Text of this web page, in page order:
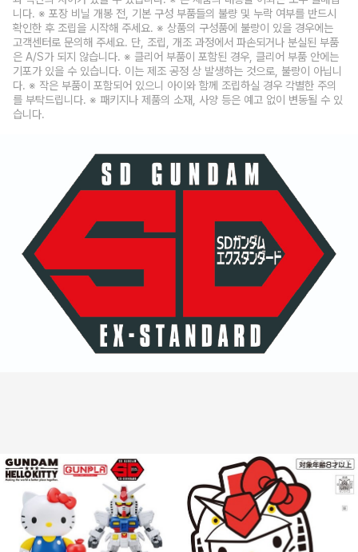
니다. ※ 포장 비닐 개봉 전, 기본 구성 부품들의 불량 및 누락 여부를 반드시
확인한 후 조립을 시작해 주세요. ※ 상품의 구성품에 불량이 있을 경우에는
고객센터로 문의해 주세요. 단, 조립, 개조 과정에서 파손되거나 분실된 부품
은 A/S가 되지 않습니다. ※ 클리어 부품이 포함된 경우, 클리어 부품 안에는
기포가 있을 수 있습니다. 이는 제조 공정 상 발생하는 것으로, 불량이 아닙니
다. ※ 작은 부품이 포함되어 있으니 아이와 함께 조립하실 경우 각별한 주의
를 부탁드립니다. ※ 패키지나 제품의 소재, 사양 등은 예고 없이 변동될 수 있
습니다.